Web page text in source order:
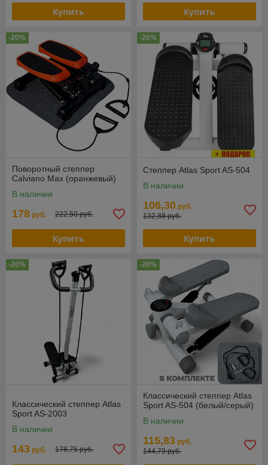
Купить Купить
-20%
Поворотный степпер
Calviano Max (оранжевый)
В наличии
178 руб. 222,50 руб.
Купить
-20%
Степпер Atlas Sport AS-504
В наличии
106,30 руб.
132,88 руб.
Купить
-20%
Классический степпер Atlas
Sport AS-2003
В наличии
143 руб. 178,75 руб.
-20%
Классический степпер Atlas
Sport AS-504 (белый/серый)
В наличии
115,83 руб.
144,79 руб.